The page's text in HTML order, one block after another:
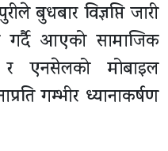
बुधबार विज्ञप्ति जारी
गर्दै आएको सामाजिक
एनसेलको मोबाइल
गम्भीर ध्यानाकर्षण